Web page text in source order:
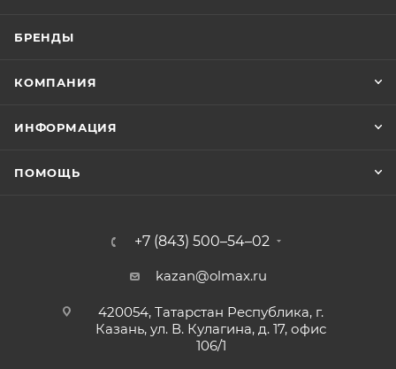
БРЕНДЫ
КОМПАНИЯ
ИНФОРМАЦИЯ
ПОМОЩЬ
+7 (843) 500–54–02
kazan@olmax.ru
420054, Татарстан Республика, г.
Казань, ул. В. Кулагина, д. 17, офис
106/1